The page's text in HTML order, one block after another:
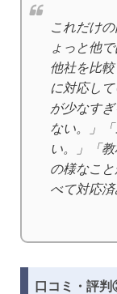
これだけ
ょっと他
他社を比
に対応し
が少なす
ない。」
い。」「
の様なこ
べて対応済
口コミ・評